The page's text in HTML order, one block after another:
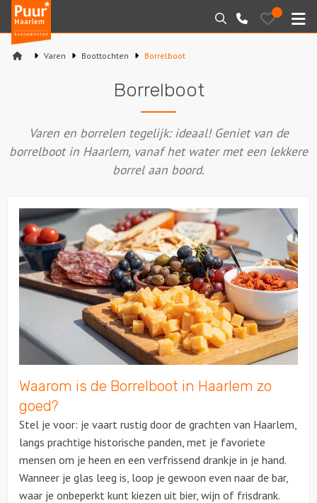
Puur*
Haarlem
bedrijfsuitjes
Zoeken
023-
2210130
Bewaarde
uitjes
Varen
Sport en spel
Workshops
Rondleidingen
Locaties
Feesten
Over ons
Varen Boottochten Borrelboot
Borrelboot
Varen en borrelen tegelijk: ideaal! Geniet van de
borrelboot in Haarlem, vanaf het water met een lekkere
borrel aan boord.
Waarom is de Borrelboot in Haarlem zo
goed?
Stel je voor: je vaart rustig door de grachten van Haarlem,
langs prachtige historische panden, met je favoriete
mensen om je heen en een verfrissend drankje in je hand.
Wanneer je glas leeg is, loop je gewoon even naar de bar,
waar je onbeperkt kunt kiezen uit bier, wijn of frisdrank.